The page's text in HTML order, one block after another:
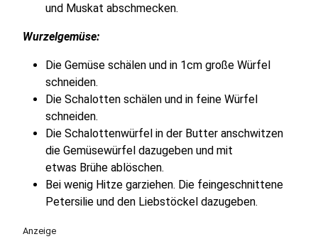
und Muskat abschmecken.
Wurzelgemüse:
Die Gemüse schälen und in 1cm große Würfel
schneiden.
Die Schalotten schälen und in feine Würfel
schneiden.
Die Schalottenwürfel in der Butter anschwitzen
die Gemüsewürfel dazugeben und mit
etwas Brühe ablöschen.
Bei wenig Hitze garziehen. Die feingeschnittene
Petersilie und den Liebstöckel dazugeben.
Anzeige